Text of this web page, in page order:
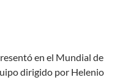
en el Mundial de
dirigido por Helenio